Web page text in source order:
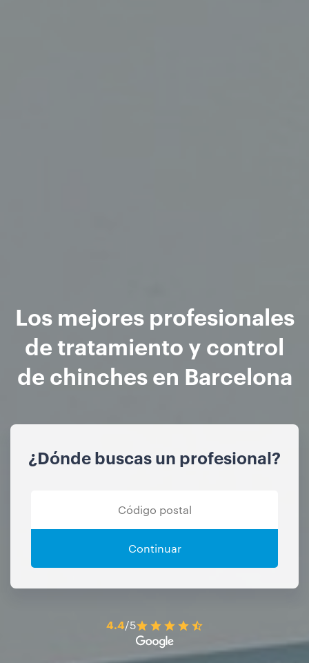
Los mejores profesionales
de tratamiento y control
de chinches en Barcelona
¿Dónde buscas un profesional?
Continuar
4.4/5